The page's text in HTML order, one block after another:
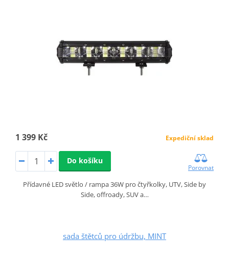
1 399 Kč Expediční sklad
Do košíku
Porovnat
Přídavné LED světlo / rampa 36W pro čtyřkolky, UTV, Side by
Side, offroady, SUV a…
sada štětců pro údržbu, MINT